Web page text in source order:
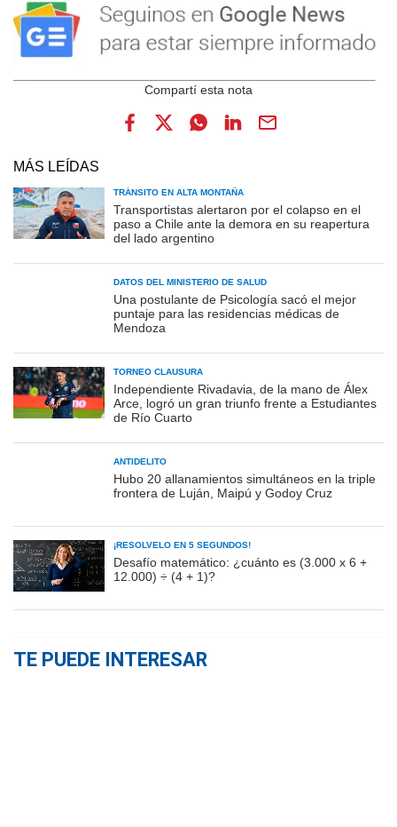
MÁS LEÍDAS
TRÁNSITO EN ALTA MONTAÑA
Transportistas alertaron por el colapso en el
paso a Chile ante la demora en su reapertura
del lado argentino
DATOS DEL MINISTERIO DE SALUD
Una postulante de Psicología sacó el mejor
puntaje para las residencias médicas de
Mendoza
TORNEO CLAUSURA
Independiente Rivadavia, de la mano de Álex
Arce, logró un gran triunfo frente a Estudiantes
de Río Cuarto
ANTIDELITO
Hubo 20 allanamientos simultáneos en la triple
frontera de Luján, Maipú y Godoy Cruz
¡RESOLVELO EN 5 SEGUNDOS!
Desafío matemático: ¿cuánto es (3.000 x 6 +
12.000) ÷ (4 + 1)?
TE PUEDE INTERESAR